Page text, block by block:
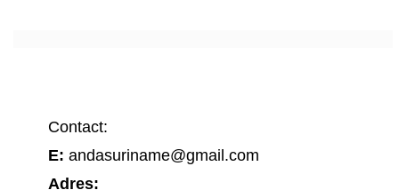
Contact:
E: andasuriname@gmail.com
Adres: